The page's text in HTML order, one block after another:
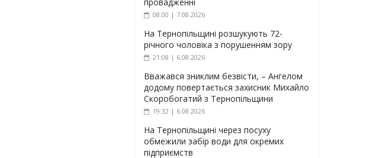
08:00 | 7.08.2026
На Тернопільщині розшукують 72-
річного чоловіка з порушенням зору
21:08 | 6.08.2026
Вважався зниклим безвісти, – Ангелом
додому повертається захисник Михайло
Скоробогатий з Тернопільщини
19:32 | 6.08.2026
На Тернопільщині через посуху
обмежили забір води для окремих
підприємств